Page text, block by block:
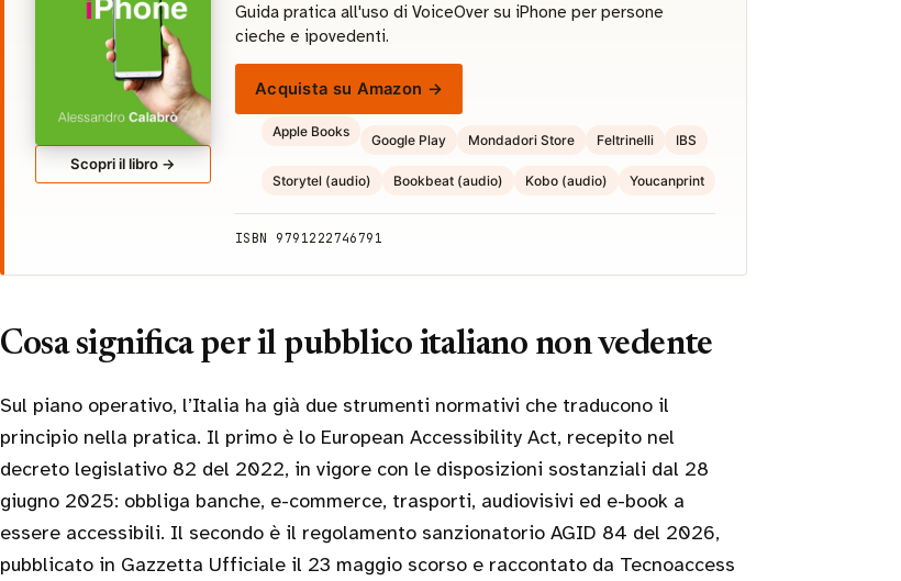
Scopri il libro →
Guida pratica all'uso di VoiceOver su iPhone per persone
cieche e ipovedenti.
Acquista su Amazon →
Apple Books
Google Play Mondadori Store Feltrinelli IBS
Storytel (audio) Bookbeat (audio) Kobo (audio) Youcanprint
ISBN 9791222746791
Cosa significa per il pubblico italiano non vedente
Sul piano operativo, l’Italia ha già due strumenti normativi che traducono il
principio nella pratica. Il primo è lo European Accessibility Act, recepito nel
decreto legislativo 82 del 2022, in vigore con le disposizioni sostanziali dal 28
giugno 2025: obbliga banche, e-commerce, trasporti, audiovisivi ed e-book a
essere accessibili. Il secondo è il regolamento sanzionatorio AGID 84 del 2026,
pubblicato in Gazzetta Ufficiale il 23 maggio scorso e raccontato da Tecnoaccess